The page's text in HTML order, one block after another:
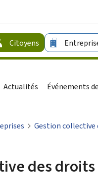
Citoyens
Actualités Événements
Gestion collective
des droits